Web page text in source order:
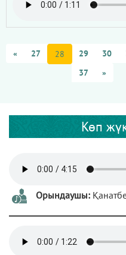
« 27 28 29 30
37
»
Көп
Орындаушы: